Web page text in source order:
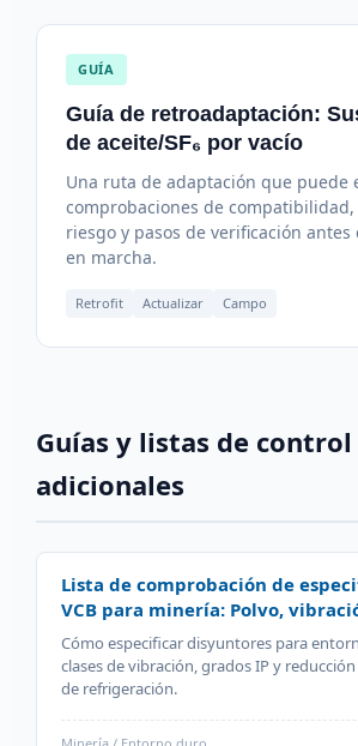
GUÍA
Guía de retroadaptación:
de aceite/SF₆ por vacío
Una ruta de adaptación que puede
comprobaciones de
riesgo y pasos de verificación antes
en marcha.
Retrofit Actualizar Campo
Guías y listas de control
adicionales
Lista de comprobación de
VCB para minería: Polvo,
Cómo especificar disyuntores para
clases de vibración, grados IP y
de refrigeración.